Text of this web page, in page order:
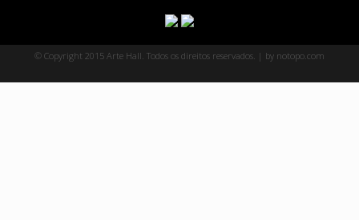
© Copyright 2015 Arte Hall. Todos os direitos reservados. | by notopo.com